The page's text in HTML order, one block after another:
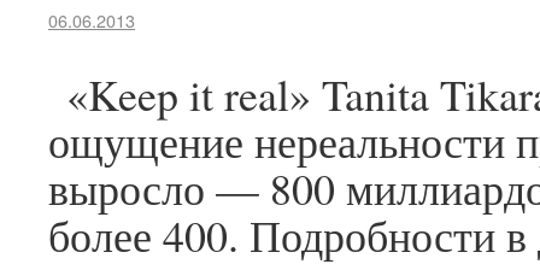
06.06.2013
«Keep it real» Tanita
ощущение нереальности
выросло — 800
более 400. Подробности